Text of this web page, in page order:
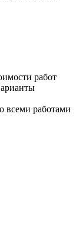
работ
всеми работами